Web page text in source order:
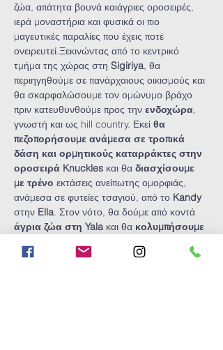
ζώα, απάτητα βουνά καιάγριες οροσειρές,
ιερά μοναστήρια και φυσικά οι πιο
μαγευτικές παραλίες που έχεις ποτέ
ονειρευτεί.Ξεκινώντας από το κεντρικό
τμήμα της χώρας στη Sigiriya, θα
περιηγηθούμε σε πανάρχαιους οικισμούς και
θα σκαρφαλώσουμε τον ομώνυμο βράχο
πριν κατευθυνθούμε προς την ενδοχώρα,
γνωστή και ως hill country. Εκεί θα
πεζοπορήσουμε ανάμεσα σε τροπικά
δάση και ορμητικούς καταρράκτες στην
οροσειρά Knuckles και θα διασχίσουμε
με τρένο εκτάσεις ανείπωτης ομορφιάς,
ανάμεσα σε φυτείες τσαγιού, από το Kandy
στην Ella. Στον νότο, θα δούμε από κοντά
άγρια ζώα στη Yala και θα κολυμπήσουμε
Ινδικού ωκεανού, χαλαρώνοντας με τις